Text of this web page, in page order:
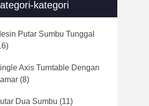
kategori
Putar Sumbu Tunggal
Axis Turntable Dengan
(8)
Dua Sumbu (11)